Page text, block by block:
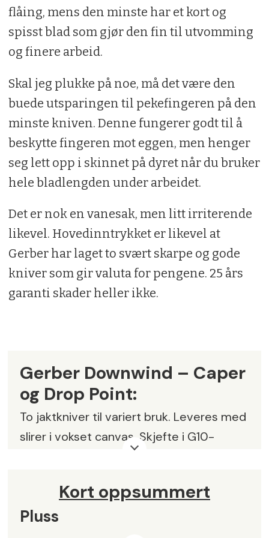
flåing, mens den minste har et kort og
spisst blad som gjør den fin til utvomming
og finere arbeid.
Skal jeg plukke på noe, må det være den
buede utsparingen til pekefingeren på den
minste kniven. Denne fungerer godt til å
beskytte fingeren mot eggen, men henger
seg lett opp i skinnet på dyret når du bruker
hele bladlengden under arbeidet.
Det er nok en vanesak, men litt irriterende
likevel. Hovedinntrykket er likevel at
Gerber har laget to svært skarpe og gode
kniver som gir valuta for pengene. 25 års
garanti skader heller ikke.
Gerber Downwind – Caper
og Drop Point:
To jaktkniver til variert bruk. Leveres med
slirer i vokset canvas. Skjefte i G10-
59 g (Caper) 130 g (Drop Point)
Lengde:
Kort oppsummert
Pluss